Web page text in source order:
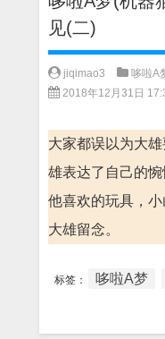
见(二)
jiqimao3 哆啦A
2018年12月31日
大家都误以为大
雄表达了自己的
他喜欢的玩具，
大雄留念。
标签： 哆啦A梦